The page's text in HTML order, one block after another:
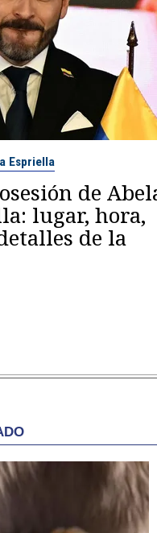
Espriella
de
lugar, hora,
de la